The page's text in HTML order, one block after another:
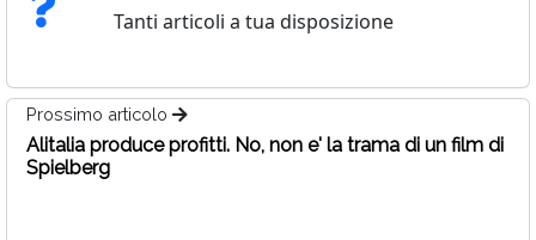
Tanti articoli a tua disposizione
Prossimo articolo
Alitalia produce profitti. No, non e' la trama di un film di
Spielberg